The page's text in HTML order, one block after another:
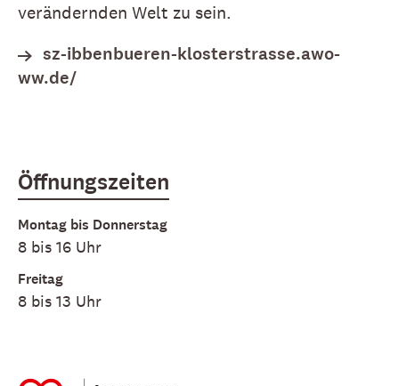
verändernden Welt zu sein.
sz-ibbenbueren-klosterstrasse.awo-
ww.de/
Öffnungszeiten
Montag bis Donnerstag
8 bis 16 Uhr
Freitag
8 bis 13 Uhr